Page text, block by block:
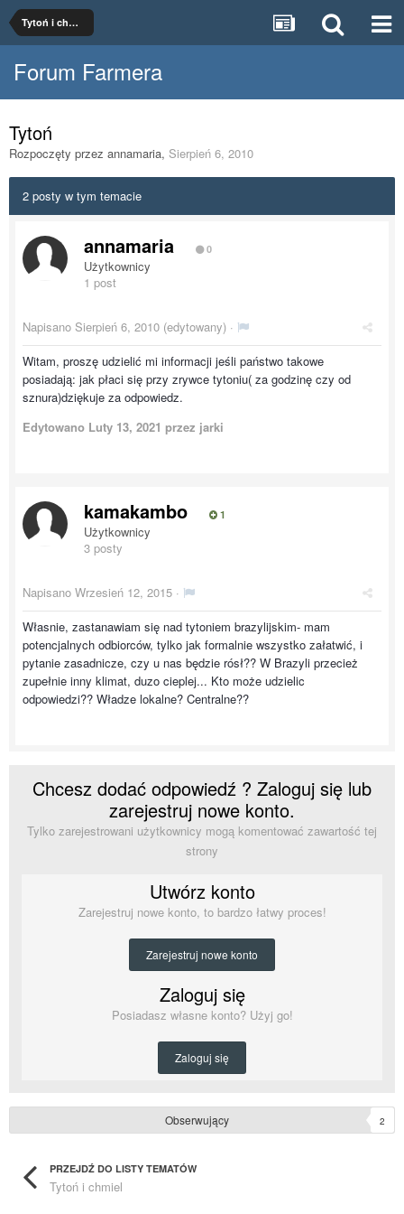
Tytoń i chmiel
Forum Farmera
Tytoń
Rozpoczęty przez annamaria, Sierpień 6, 2010
2 posty w tym temacie
annamaria 0
Użytkownicy
1 post
Napisano Sierpień 6, 2010 (edytowany) ·
Witam, proszę udzielić mi informacji jeśli państwo takowe
posiadają: jak płaci się przy zrywce tytoniu( za godzinę czy od
sznura)dziękuje za odpowiedz.
Edytowano Luty 13, 2021 przez jarki
kamakambo 1
Użytkownicy
3 posty
Napisano Wrzesień 12, 2015 ·
Własnie, zastanawiam się nad tytoniem brazylijskim- mam
potencjalnych odbiorców, tylko jak formalnie wszystko załatwić, i
pytanie zasadnicze, czy u nas będzie rósł?? W Brazyli przecież
zupełnie inny klimat, duzo cieplej... Kto może udzielic
odpowiedzi?? Władze lokalne? Centralne??
Chcesz dodać odpowiedź ? Zaloguj się lub
zarejestruj nowe konto.
Tylko zarejestrowani użytkownicy mogą komentować zawartość tej
strony
Utwórz konto
Zarejestruj nowe konto, to bardzo łatwy proces!
Zarejestruj nowe konto
Zaloguj się
Posiadasz własne konto? Użyj go!
Zaloguj się
Obserwujący 2
PRZEJDŹ DO LISTY TEMATÓW
Tytoń i chmiel